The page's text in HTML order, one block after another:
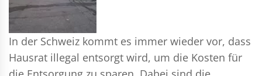
In der Schweiz kommt es immer wieder vor, dass
Hausrat illegal entsorgt wird, um die Kosten für